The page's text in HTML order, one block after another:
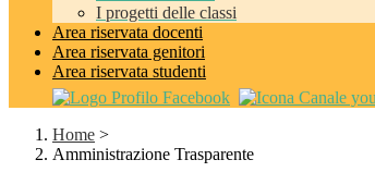
I progetti delle classi
Area riservata docenti
Area riservata genitori
Area riservata studenti
Home >
Amministrazione Trasparente